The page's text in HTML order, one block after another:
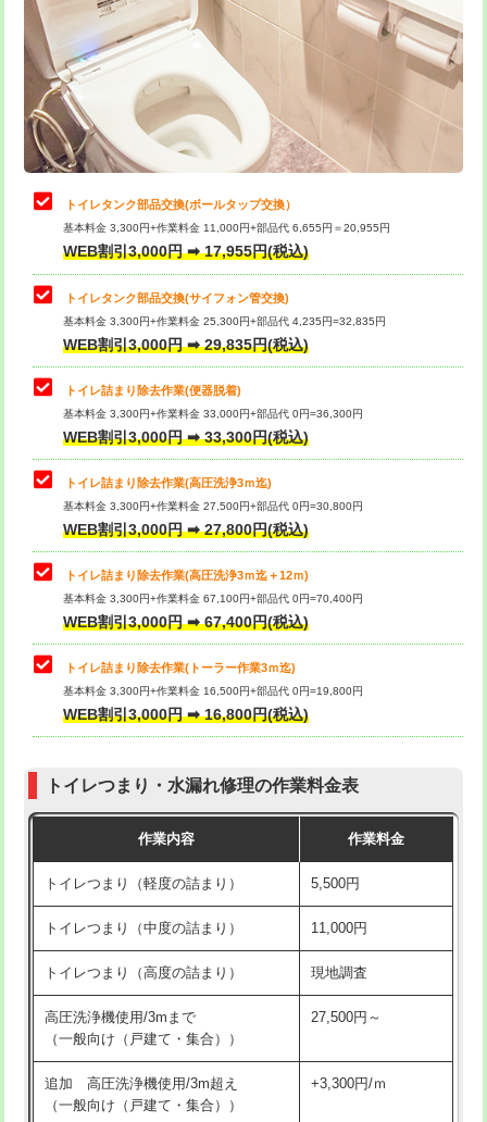
トイレタンク部品交換(ボールタップ交換）
基本料金 3,300円+作業料金 11,000円+部品代 6,655円＝20,955円
WEB割引3,000円 ➡ 17,955円(税込)
トイレタンク部品交換(サイフォン管交換)
基本料金 3,300円+作業料金 25,300円+部品代 4,235円=32,835円
WEB割引3,000円 ➡ 29,835円(税込)
トイレ詰まり除去作業(便器脱着)
基本料金 3,300円+作業料金 33,000円+部品代 0円=36,300円
WEB割引3,000円 ➡ 33,300円(税込)
トイレ詰まり除去作業(高圧洗浄3ｍ迄)
基本料金 3,300円+作業料金 27,500円+部品代 0円=30,800円
WEB割引3,000円 ➡ 27,800円(税込)
トイレ詰まり除去作業(高圧洗浄3ｍ迄＋12ｍ)
基本料金 3,300円+作業料金 67,100円+部品代 0円=70,400円
WEB割引3,000円 ➡ 67,400円(税込)
トイレ詰まり除去作業(トーラー作業3ｍ迄)
基本料金 3,300円+作業料金 16,500円+部品代 0円=19,800円
WEB割引3,000円 ➡ 16,800円(税込)
トイレつまり・水漏れ修理の作業料金表
作業内容 作業料金
トイレつまり（軽度の詰まり） 5,500円
トイレつまり（中度の詰まり） 11,000円
トイレつまり（高度の詰まり） 現地調査
高圧洗浄機使用/3mまで
（一般向け（戸建て・集合））
27,500円～
追加 高圧洗浄機使用/3m超え
（一般向け（戸建て・集合））
+3,300円/ｍ